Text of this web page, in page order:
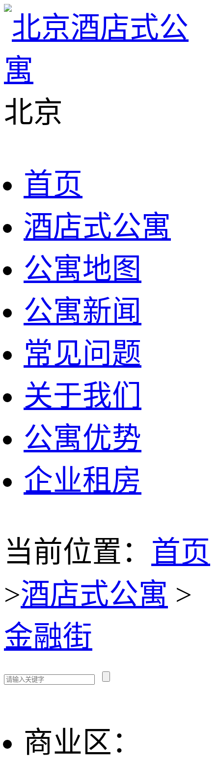
北京
首页
酒店式公寓
公寓地图
公寓新闻
常见问题
关于我们
公寓优势
企业租房
当前位置： 首页
>酒店式公寓 >
金融街
商业区：